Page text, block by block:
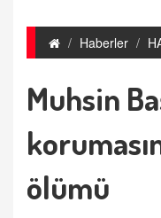
Haberler
Muhsin
ölümü